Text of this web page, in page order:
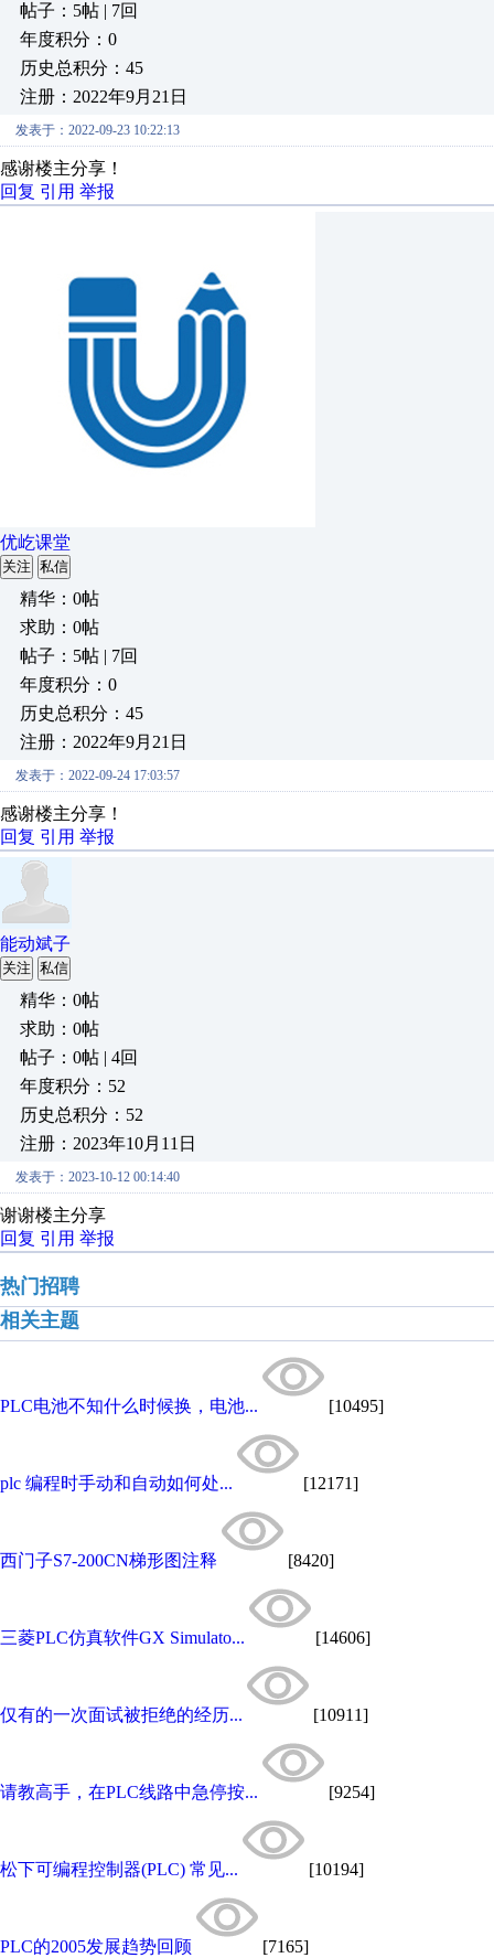
帖子：5帖 | 7回
年度积分：0
历史总积分：45
注册：2022年9月21日
发表于：2022-09-23 10:22:13
感谢楼主分享！
回复 引用 举报
优屹课堂
关注 私信
精华：0帖
求助：0帖
帖子：5帖 | 7回
年度积分：0
历史总积分：45
注册：2022年9月21日
发表于：2022-09-24 17:03:57
感谢楼主分享！
回复 引用 举报
能动斌子
关注 私信
精华：0帖
求助：0帖
帖子：0帖 | 4回
年度积分：52
历史总积分：52
注册：2023年10月11日
发表于：2023-10-12 00:14:40
谢谢楼主分享
回复 引用 举报
热门招聘
相关主题
PLC电池不知什么时候换，电池... [10495]
plc 编程时手动和自动如何处... [12171]
西门子S7-200CN梯形图注释 [8420]
三菱PLC仿真软件GX Simulato... [14606]
仅有的一次面试被拒绝的经历... [10911]
请教高手，在PLC线路中急停按... [9254]
松下可编程控制器(PLC) 常见... [10194]
PLC的2005发展趋势回顾 [7165]